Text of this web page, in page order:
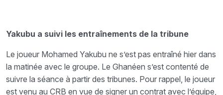
Yakubu a suivi les entraînements de la tribune
Le joueur Mohamed Yakubu ne s’est pas entraîné hier dans
la matinée avec le groupe. Le Ghanéen s’est contenté de
suivre la séance à partir des tribunes. Pour rappel, le joueur
est venu au CRB en vue de signer un contrat avec l’équipe,